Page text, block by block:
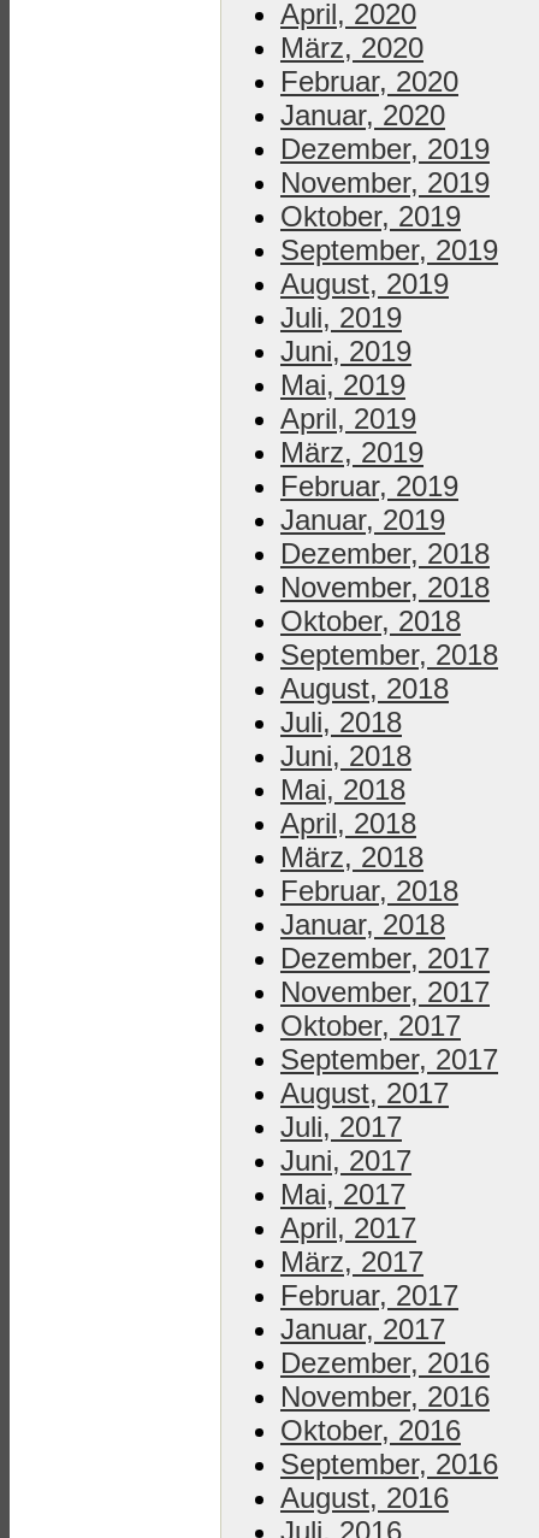
April, 2020
März, 2020
Februar, 2020
Januar, 2020
Dezember, 2019
November, 2019
Oktober, 2019
September, 2019
August, 2019
Juli, 2019
Juni, 2019
Mai, 2019
April, 2019
März, 2019
Februar, 2019
Januar, 2019
Dezember, 2018
November, 2018
Oktober, 2018
September, 2018
August, 2018
Juli, 2018
Juni, 2018
Mai, 2018
April, 2018
März, 2018
Februar, 2018
Januar, 2018
Dezember, 2017
November, 2017
Oktober, 2017
September, 2017
August, 2017
Juli, 2017
Juni, 2017
Mai, 2017
April, 2017
März, 2017
Februar, 2017
Januar, 2017
Dezember, 2016
November, 2016
Oktober, 2016
September, 2016
August, 2016
Juli, 2016